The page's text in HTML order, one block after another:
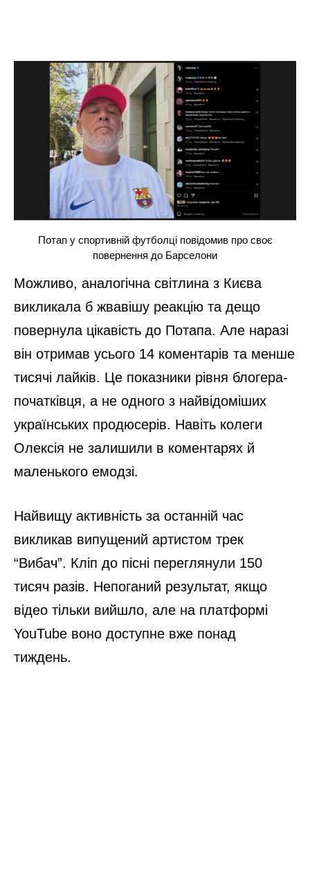
Потап у спортивній футболці повідомив про своє
повернення до Барселони
Можливо, аналогічна світлина з Києва
викликала б жвавішу реакцію та дещо
повернула цікавість до Потапа. Але наразі
він отримав усього 14 коментарів та менше
тисячі лайків. Це показники рівня блогера-
початківця, а не одного з найвідоміших
українських продюсерів. Навіть колеги
Олексія не залишили в коментарях й
маленького емодзі.
Найвищу активність за останній час
викликав випущений артистом трек
“Вибач”. Кліп до пісні переглянули 150
тисяч разів. Непоганий результат, якщо
відео тільки вийшло, але на платформі
YouTube воно доступне вже понад
тиждень.